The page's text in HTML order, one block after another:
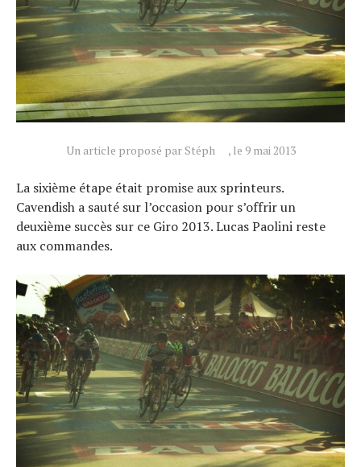
Un article proposé par Stéph , le 9 mai 2013
La sixième étape était promise aux sprinteurs.
Cavendish a sauté sur l’occasion pour s’offrir un
deuxième succès sur ce Giro 2013. Lucas Paolini reste
aux commandes.